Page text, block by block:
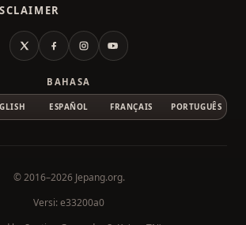
X FacebookInstagramYouTube
BAHASA
ESPAÑOL FRANÇAIS PORTUGUÊS
© 2016–2026 Jepang.org.
Versi: e33200a0